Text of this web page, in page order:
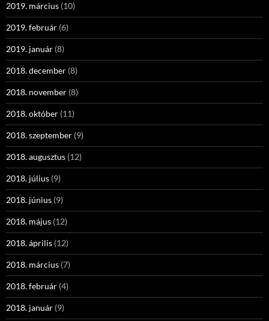
2019. március (10)
2019. február (6)
2019. január (8)
2018. december (8)
2018. november (8)
2018. október (11)
2018. szeptember (9)
2018. augusztus (12)
2018. július (9)
2018. június (9)
2018. május (12)
2018. április (12)
2018. március (7)
2018. február (4)
2018. január (9)